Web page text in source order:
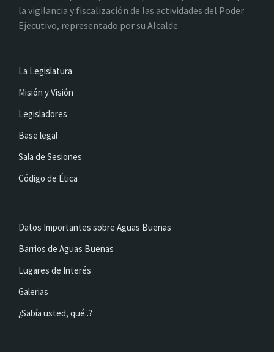
la vigilancia y fiscalización de las actividades del Poder
Ejecutivo, representado por su Alcalde.
La Legislatura
Misión y Visión
Legisladores
Base legal
Sala de Sesiones
Código de Ética
Datos Importantes sobre Aguas Buenas
Barrios de Aguas Buenas
Lugares de Interés
Galerias
¿Sabía usted, qué..?